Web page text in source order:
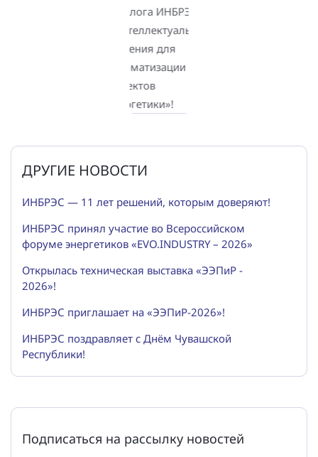
ДРУГИЕ НОВОСТИ
ИНБРЭС — 11 лет решений, которым доверяют!
ИНБРЭС принял участие во Всероссийском
форуме энергетиков «EVO.INDUSTRY – 2026»
Открылась техническая выставка «ЭЭПиР -
2026»!
ИНБРЭС приглашает на «ЭЭПиР-2026»!
ИНБРЭС поздравляет с Днём Чувашской
Республики!
Подписаться на рассылку новостей